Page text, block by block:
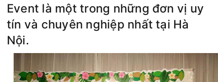
Event là một trong những đơn vị uy
tín và chuyên nghiệp nhất tại Hà
Nội.